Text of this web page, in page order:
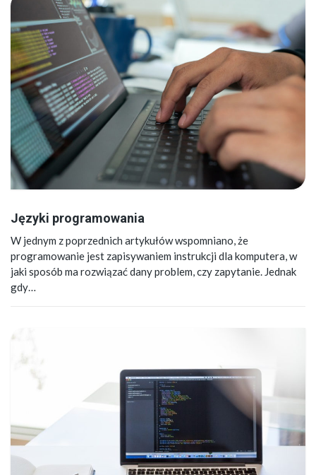
Języki programowania
W jednym z poprzednich artykułów wspomniano, że
programowanie jest zapisywaniem instrukcji dla komputera, w
jaki sposób ma rozwiązać dany problem, czy zapytanie. Jednak
gdy…